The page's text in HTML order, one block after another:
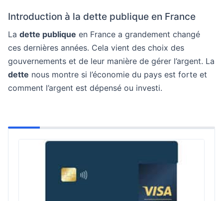
Introduction à la dette publique en France
La dette publique en France a grandement changé
ces dernières années. Cela vient des choix des
gouvernements et de leur manière de gérer l’argent. La
dette nous montre si l’économie du pays est forte et
comment l’argent est dépensé ou investi.